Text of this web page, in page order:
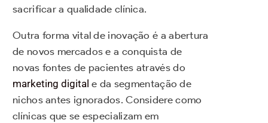
sacrificar a qualidade clínica.
Outra forma vital de inovação é a abertura
de novos mercados e a conquista de
novas fontes de pacientes através do
marketing digital e da segmentação de
nichos antes ignorados. Considere como
clínicas que se especializam em